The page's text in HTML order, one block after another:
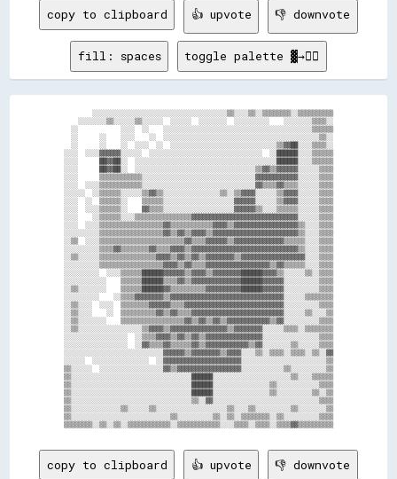
copy to clipboard 👍 upvote 👎 downvote
fill: spaces toggle palette ▓→✊🏽
        ░░░░░░░░░░░░░░░░░░░░░░░░░░░░░░░░░░░░░░▒▒░░░░▒▒░░▒▒▒▒▒▒▒▒░░▒▒▒▒▒▒▒▒▒▒
    ░░░░░░░░▒▒░░░░░░▒▒░░░░░░  ░░░░░░  ░░░░░░░░  ░░░░░░░░░░    ░░░░░░░░▒▒▒▒░░
  ░░            ░░░░  ░░    ░░░░░░░░░░░░░░░░░░░░░░░░░░░░░░░░░░░░░░░░░░▒▒▒▒▒▒
  ░░      ░░    ░░░░    ░░  ░░░░░░░░░░░░░░░░░░░░░░░░░░░░░░░░░░░░░░░░░░░░▒▒░░
  ░░      ░░    ░░  ░░░░  ░░  ░░░░░░░░░░░░░░░░░░░░░░░░░░░░░░▒▒▓▓██░░░░▒▒▒▒░░
░░░░  ░░░░▓▓▓▓▓▓░░░░░░  ░░░░░░░░░░░░░░░░░░░░░░░░░░░░░░░░  ░░██████░░░░▒▒▒▒▒▒
░░░░      ██▓▓██░░  ░░░░░░░░░░░░░░░░░░░░░░░░░░░░░░░░░░░░░░░░██████░░░░▒▒▒▒▒▒
░░░░      ██▓▓██░░  ░░░░░░░░░░░░░░░░░░░░░░░░░░░░░░░░░░▒▒▓▓▒▒▓▓▓▓▓▓░░░░░░▒▒▒▒
░░░░      ▒▒▒▒▒▒▒▒▒▒▒▒░░░░░░░░░░░░░░░░░░░░░░░░░░░░░░░░▓▓▓▓▓▓▓▓▓▓▓▓░░░░░░▒▒▒▒
░░░░  ░░░░▒▒▒▒▒▒▒▒▒▒▒▒░░░░░░░░░░░░░░░░░░░░░░░░░░░░░░░░▓▓▒▒▒▒▓▓▒▒▒▒░░░░░░▒▒▒▒
░░░░░░  ░░▒▒▒▒▒▒░░░░░░▒▒▓▓▒▒░░░░░░░░░░░░░░░░▒▒░░▒▒▓▓▓▓░░░░░░▒▒▓▓▓▓░░░░░░▒▒▒▒
░░░░  ░░  ▒▒▒▒▒▒░░    ▒▒▒▒▒▒░░░░░░░░░░░░░░░░░░░░▓▓▓▓▓▓░░░░░░▒▒▓▓▓▓░░░░░░▒▒▒▒
░░░░  ░░░░▒▒▒▒▒▒░░    ▓▓▒▒▒▒░░░░░░░░░░░░░░░░░░░░▓▓▓▓▓▓▒▒░░░░▒▒▒▒▒▒░░░░░░▒▒▒▒
░░░░    ░░▒▒▒▒▒▒░░░░▒▒▒▒▒▒▒▒▒▒▒▒▒▒▒▒▓▓▓▓▓▓▓▓▓▓▓▓▓▓▓▓▓▓▓▓▓▓▓▓▓▓▓▓▓▓░░░░░░▒▒▒▒
░░░░  ░░░░▒▒▒▒▒▒▒▒▒▒▒▒▒▒▒▒▒▒▓▓▒▒▒▒▒▒▒▒▒▒▒▒▓▓▓▓▒▒▓▓▓▓▓▓▓▓▓▓▓▓▓▓▓▓▓▓▒▒░░░░▒▒▒▒
░░░░░░░░░░▒▒▒▒▒▒▒▒▒▒▒▒▒▒▒▒▒▒▓▓▒▒▓▓▒▒▓▓▓▓▒▒▓▓▓▓▓▓▓▓▓▓▓▓▓▓▓▓▓▓▓▓▓▓▓▓▒▒░░░░▒▒▒▒
░░▒▒  ░░░░▒▒▒▒▒▒▒▒▒▒▒▒▒▒▒▒▒▒▒▒▒▒▒▒▓▓▒▒▒▒▓▓▓▓▓▓▒▒▓▓▓▓▓▓▓▓▓▓▓▓▓▓▒▒▒▒▒▒░░░░▒▒▒▒
░░░░░░░░░░▒▒▒▒▓▓▒▒▒▒▒▒▒▒▓▓▒▒▒▒▓▓▓▓▒▒▓▓▓▓▓▓▓▓▓▓▓▓▓▓▓▓▓▓▓▓▓▓▓▓▓▓▓▓▓▓▒▒░░░░▒▒▒▒
░░▒▒░░░░░░▒▒▒▒▒▒▒▒▒▒▒▒▒▒▒▒▓▓▓▓▒▒▓▓▒▒▓▓▒▒▓▓▓▓▓▓▓▓▒▒▓▓▓▓▓▓▓▓▓▓▓▓▓▓▓▓▓▓░░░░▒▒▒▒
░░░░░░░░░░▒▒▒▒▒▒▒▒▒▒▒▒▒▒▒▒▒▒▓▓▓▓▒▒▓▓▒▒▒▒▓▓▓▓▓▓▓▓▓▓▓▓▓▓▓▓▓▓▒▒▓▓▒▒▒▒▒▒░░░░▒▒▒▒
░░░░░░░░░░  ░░░░▒▒▒▒▒▒██████▓▓▓▓▓▓▒▒▓▓▓▓▒▒▓▓▓▓▓▓▓▓██████▓▓▓▓▒▒░░░░░░▒▒░░▒▒▒▒
░░░░░░░░░░░░    ▒▒▒▒▒▒██████▒▒▒▒▓▓▒▒▓▓▓▓▓▓▓▓▓▓▓▓▓▓██████▓▓▓▓▓▓░░░░░░░░░░▒▒▒▒
░░▒▒░░░░░░░░    ▒▒▒▒▒▒██████▓▓▒▒▒▒▒▒▒▒▒▒▓▓▓▓▓▓▓▓▓▓██████▓▓▓▓▓▓░░░░░░░░░░▒▒▒▒
░░░░░░░░░░    ░░▒▒▒▒▓▓▓▓▓▓▓▓▒▒▓▓▓▓▓▓▓▓▓▓▓▓▓▓▓▓▓▓▓▓▓▓▓▓▓▓▓▓▓▓▓▓░░░░░░▒▒▒▒▒▒▒▒
░░▒▒░░░░  ░░░░  ▒▒▒▒▒▒▒▒▓▓▓▓▓▓▒▒▒▒▓▓▓▓▓▓▓▓▓▓▓▓▓▓▓▓▓▓▓▓▓▓▓▓▓▓▓▓░░░░░░░░░░▒▒▒▒
░░▒▒░░░░    ░░  ▒▒▒▒▒▒▒▒▒▒▓▓▒▒▓▓▒▒▒▒▓▓▓▓▓▓▓▓▓▓▓▓▓▓▓▓▓▓▓▓▓▓▓▓▓▓░░░░░░▒▒░░░░▒▒
░░▒▒░░░░░░░░    ▒▒▒▒▒▒▒▒▒▒▒▒▒▒▒▒▒▒▓▓▒▒▓▓▒▒▓▓▒▒▓▓▓▓▓▓▓▓▓▓▓▓▒▒▓▓░░░░░░░░░░▒▒▒▒
░░▒▒░░░░░░░░░░░░░░░░░░▒▒▓▓▓▓▒▒▓▓▓▓▓▓▓▓▓▓▓▓▓▓▓▓▒▒▓▓▓▓▓▓▓▓░░░░░░▒▒▒▒░░▒▒▒▒▒▒▒▒
░░░░░░░░░░░░░░░░░░  ░░▒▒▒▒▓▓▓▓▒▒▓▓▒▒▓▓▒▒▓▓▓▓▓▓▓▓▓▓▓▓▓▓▓▓░░░░░░░░░░░░░░░░▒▒▒▒
░░░░░░░░░░░░░░░░░░  ░░▓▓▒▒▒▒▓▓▒▒▒▒▒▒▓▓▒▒▓▓▓▓▓▓▓▓▓▓▓▓▒▒▓▓░░░░░░░░▒▒░░░░░░▒▒▒▒
░░░░░░░░░░░░░░░░░░░░░░░░░░░░▓▓▓▓▓▓▒▒▓▓▓▓▓▓▓▓▒▒▓▓▓▓░░░░▒▒░░▒▒▒▒░░▒▒▒▒░░▒▒░░▓▓
░░░░░░  ░░░░░░░░░░░░░░░░  ░░▓▓▓▓▓▓▓▓▓▓▓▓▓▓▓▓▓▓▓▓▓▓░░░░░░░░░░░░░░░░░░░░░░░░▒▒
▒▒░░░░░░  ░░░░░░░░░░░░░░░░░░▓▓▒▒▓▓▓▓▓▓▓▓▓▓▓▓▓▓▓▓▓▓░░░░░░░░░░░░▒▒░░░░░░░░░░▒▒
▒▒░░░░░░░░░░░░░░░░░░░░░░░░░░░░░░░░░░██████░░░░░░░░░░░░░░░░░░░░░░▒▒░░░░▒▒▒▒▒▒
▒▒░░░░░░░░░░░░░░░░░░░░░░░░░░░░░░░░░░██████░░░░░░░░░░░░░░░░▒▒░░░░░░░░░░░░▒▒▒▒
▒▒░░░░░░░░░░░░░░░░░░░░░░░░░░░░░░░░░░██████░░░░░░░░░░░░░░░░▒▒░░░░░░░░░░▒▒░░▒▒
▒▒░░░░░░░░░░░░░░░░░░░░░░░░░░░░░░░░░░▒▒░░▓▓░░░░░░░░░░░░░░░░░░░░░░░░░░░░░░▒▒▒▒
▒▒░░░░░░░░░░░░░░▒▒░░░░░░▒▒░░░░░░░░░░░░░░░░░░░░▒▒░░░░▒▒░░░░░░░░░░▒▒░░░░░░░░▒▒
▒▒░░░░░░░░░░░░░░░░░░░░░░░░░░░░▒▒░░░░░░░░░░▒▒░░▒▒░░▒▒▒▒▒▒▒▒░░▒▒░░░░░░░░░░▒▒▒▒
copy to clipboard 👍 upvote 👎 downvote